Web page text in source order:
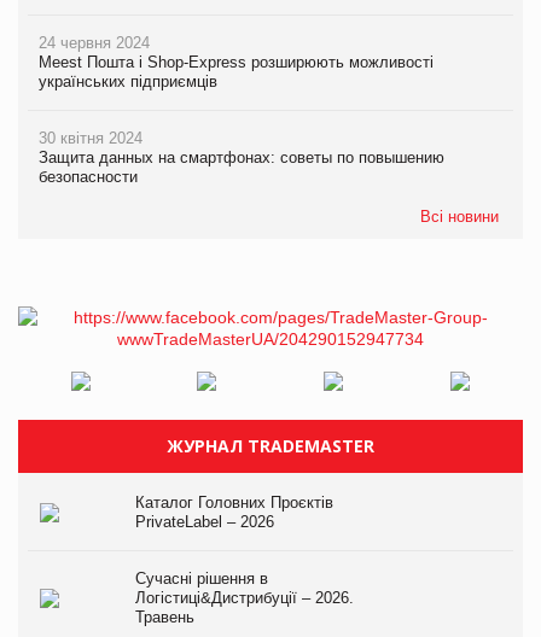
24 червня 2024
Meest Пошта і Shop-Express розширюють можливості
українських підприємців
30 квітня 2024
Защита данных на смартфонах: советы по повышению
безопасности
Всі новини
ЖУРНАЛ TRADEMASTER
Каталог Головних Проєктів
PrivateLabel – 2026
Сучасні рішення в
Логістиці&Дистрибуції – 2026.
Травень